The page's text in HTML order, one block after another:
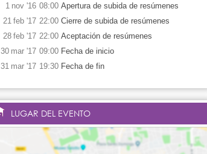
1 nov '16 08:00 Apertura de subida de resúmenes
21 feb '17 22:00 Cierre de subida de resúmenes
28 feb '17 22:00 Aceptación de resúmenes
30 mar '17 09:00 Fecha de inicio
31 mar '17 19:30 Fecha de fin
LUGAR DEL EVENTO